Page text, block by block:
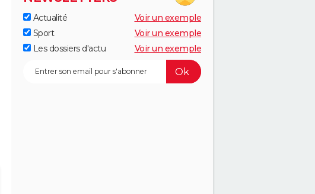
Actualité
Voir un exemple
Sport
Voir un exemple
Les dossiers d'actu
Voir un exemple